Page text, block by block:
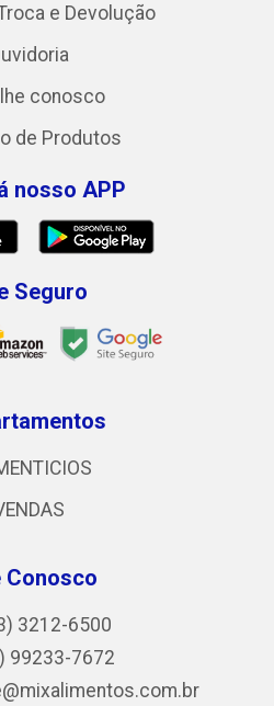
e Devolução
conosco
de Produtos
nosso APP
Seguro
Conosco
3212-6500
99233-7672